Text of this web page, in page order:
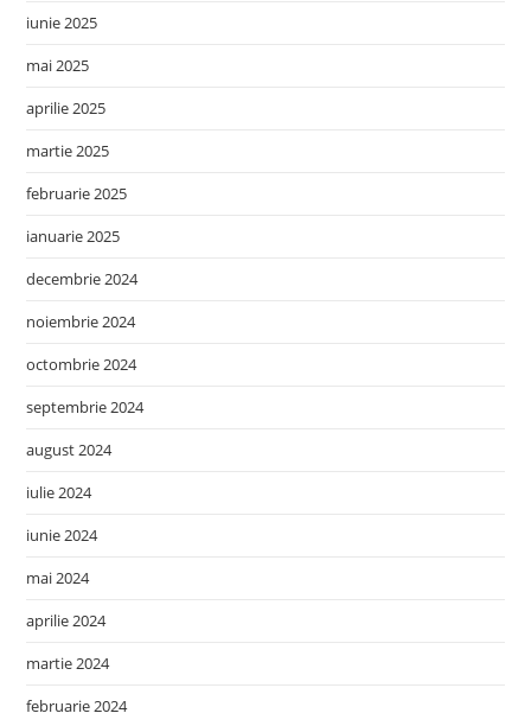
iunie 2025
mai 2025
aprilie 2025
martie 2025
februarie 2025
ianuarie 2025
decembrie 2024
noiembrie 2024
octombrie 2024
septembrie 2024
august 2024
iulie 2024
iunie 2024
mai 2024
aprilie 2024
martie 2024
februarie 2024